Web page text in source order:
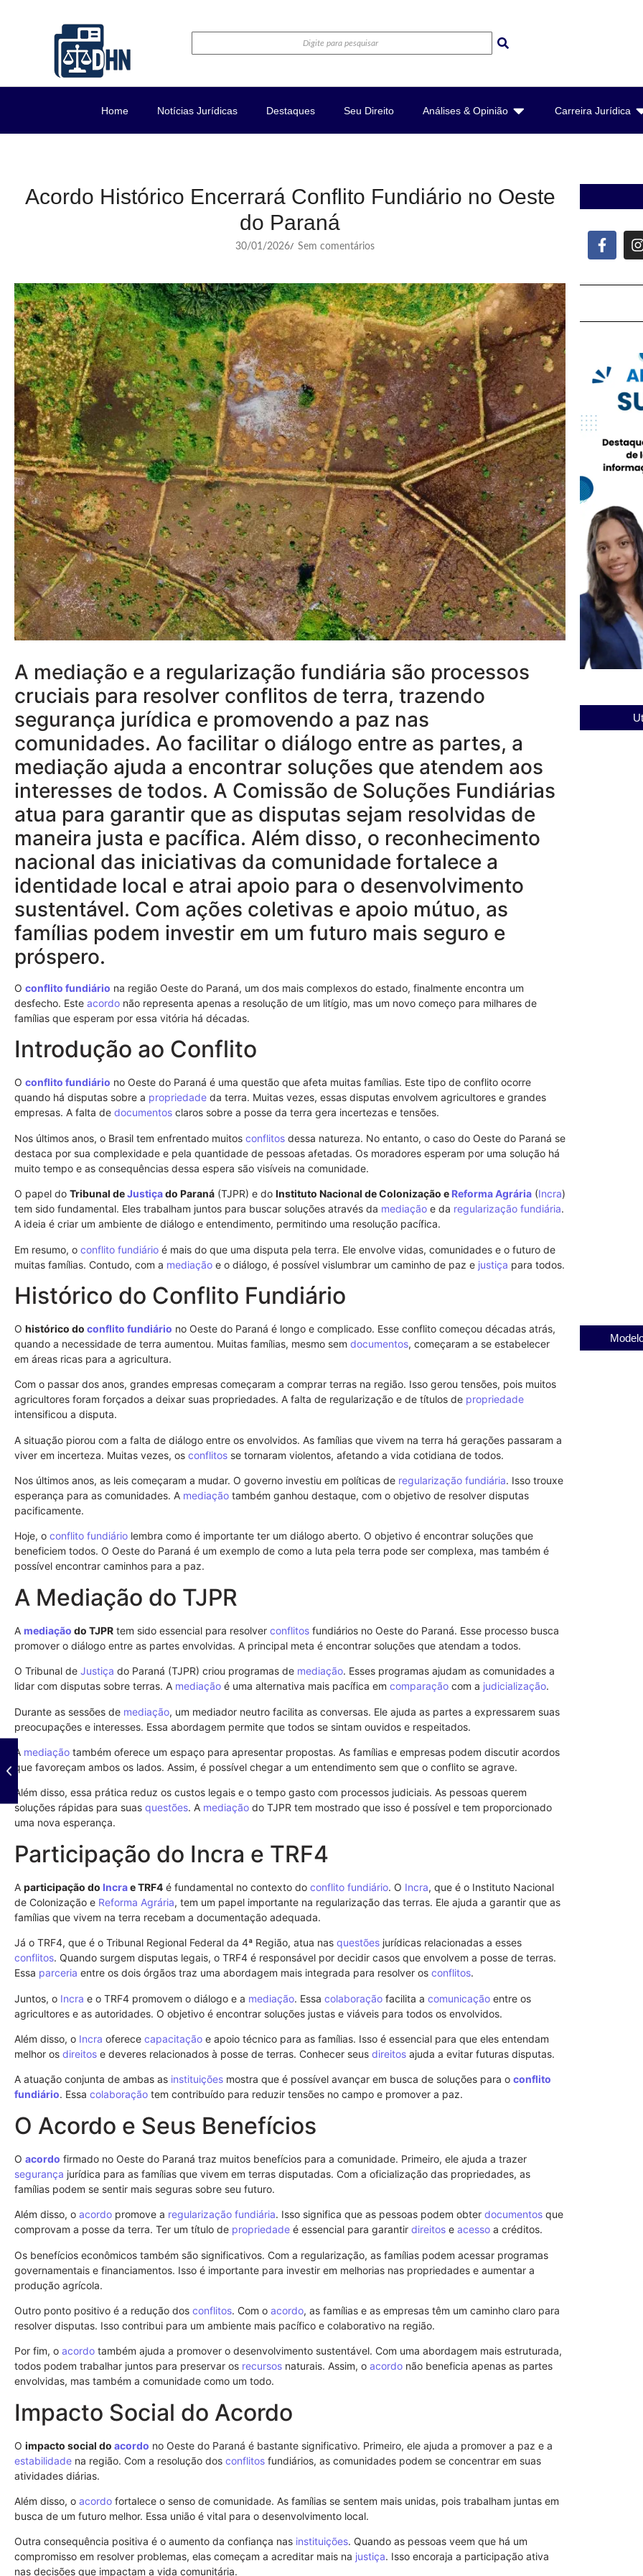
Home Notícias Jurídicas Destaques Seu Direito Análises & Opinião Carreira Jurídica
Acordo Histórico Encerrará Conflito Fundiário no Oeste
do Paraná
30/01/2026/ Sem comentários
A mediação e a regularização fundiária são processos
cruciais para resolver conflitos de terra, trazendo
segurança jurídica e promovendo a paz nas
comunidades. Ao facilitar o diálogo entre as partes, a
mediação ajuda a encontrar soluções que atendem aos
interesses de todos. A Comissão de Soluções Fundiárias
atua para garantir que as disputas sejam resolvidas de
maneira justa e pacífica. Além disso, o reconhecimento
nacional das iniciativas da comunidade fortalece a
identidade local e atrai apoio para o desenvolvimento
sustentável. Com ações coletivas e apoio mútuo, as
famílias podem investir em um futuro mais seguro e
próspero.
O conflito fundiário na região Oeste do Paraná, um dos mais complexos do estado, finalmente encontra um
desfecho. Este acordo não representa apenas a resolução de um litígio, mas um novo começo para milhares de
famílias que esperam por essa vitória há décadas.
Introdução ao Conflito
O conflito fundiário no Oeste do Paraná é uma questão que afeta muitas famílias. Este tipo de conflito ocorre
quando há disputas sobre a propriedade da terra. Muitas vezes, essas disputas envolvem agricultores e grandes
empresas. A falta de documentos claros sobre a posse da terra gera incertezas e tensões.
Nos últimos anos, o Brasil tem enfrentado muitos conflitos dessa natureza. No entanto, o caso do Oeste do Paraná se
destaca por sua complexidade e pela quantidade de pessoas afetadas. Os moradores esperam por uma solução há
muito tempo e as consequências dessa espera são visíveis na comunidade.
O papel do Tribunal deJustiçado Paraná (TJPR) e do Instituto Nacional de Colonização e Reforma Agrária (Incra)
tem sido fundamental. Eles trabalham juntos para buscar soluções através da mediação e da regularização fundiária.
A ideia é criar um ambiente de diálogo e entendimento, permitindo uma resolução pacífica.
Em resumo, o conflito fundiário é mais do que uma disputa pela terra. Ele envolve vidas, comunidades e o futuro de
muitas famílias. Contudo, com a mediação e o diálogo, é possível vislumbrar um caminho de paz e justiça para todos.
Histórico do Conflito Fundiário
O histórico do conflito fundiário no Oeste do Paraná é longo e complicado. Esse conflito começou décadas atrás,
quando a necessidade de terra aumentou. Muitas famílias, mesmo sem documentos, começaram a se estabelecer
em áreas ricas para a agricultura.
Com o passar dos anos, grandes empresas começaram a comprar terras na região. Isso gerou tensões, pois muitos
agricultores foram forçados a deixar suas propriedades. A falta de regularização e de títulos de propriedade
intensificou a disputa.
A situação piorou com a falta de diálogo entre os envolvidos. As famílias que vivem na terra há gerações passaram a
viver em incerteza. Muitas vezes, os conflitos se tornaram violentos, afetando a vida cotidiana de todos.
Nos últimos anos, as leis começaram a mudar. O governo investiu em políticas de regularização fundiária. Isso trouxe
esperança para as comunidades. A mediação também ganhou destaque, com o objetivo de resolver disputas
pacificamente.
Hoje, o conflito fundiário lembra como é importante ter um diálogo aberto. O objetivo é encontrar soluções que
beneficiem todos. O Oeste do Paraná é um exemplo de como a luta pela terra pode ser complexa, mas também é
possível encontrar caminhos para a paz.
A Mediação do TJPR
A mediação do TJPR tem sido essencial para resolver conflitos fundiários no Oeste do Paraná. Esse processo busca
promover o diálogo entre as partes envolvidas. A principal meta é encontrar soluções que atendam a todos.
O Tribunal de Justiça do Paraná (TJPR) criou programas de mediação. Esses programas ajudam as comunidades a
lidar com disputas sobre terras. A mediação é uma alternativa mais pacífica em comparação com a judicialização.
Durante as sessões de mediação, um mediador neutro facilita as conversas. Ele ajuda as partes a expressarem suas
preocupações e interesses. Essa abordagem permite que todos se sintam ouvidos e respeitados.
A mediação também oferece um espaço para apresentar propostas. As famílias e empresas podem discutir acordos
que favoreçam ambos os lados. Assim, é possível chegar a um entendimento sem que o conflito se agrave.
Além disso, essa prática reduz os custos legais e o tempo gasto com processos judiciais. As pessoas querem
soluções rápidas para suas questões. A mediação do TJPR tem mostrado que isso é possível e tem proporcionado
uma nova esperança.
Participação do Incra e TRF4
A participação do Incrae TRF4 é fundamental no contexto do conflito fundiário. O Incra, que é o Instituto Nacional
de Colonização e Reforma Agrária, tem um papel importante na regularização das terras. Ele ajuda a garantir que as
famílias que vivem na terra recebam a documentação adequada.
Já o TRF4, que é o Tribunal Regional Federal da 4ª Região, atua nas questões jurídicas relacionadas a esses
conflitos. Quando surgem disputas legais, o TRF4 é responsável por decidir casos que envolvem a posse de terras.
Essa parceria entre os dois órgãos traz uma abordagem mais integrada para resolver os conflitos.
Juntos, o Incra e o TRF4 promovem o diálogo e a mediação. Essa colaboração facilita a comunicação entre os
agricultores e as autoridades. O objetivo é encontrar soluções justas e viáveis para todos os envolvidos.
Além disso, o Incra oferece capacitação e apoio técnico para as famílias. Isso é essencial para que eles entendam
melhor os direitos e deveres relacionados à posse de terras. Conhecer seus direitos ajuda a evitar futuras disputas.
A atuação conjunta de ambas as instituições mostra que é possível avançar em busca de soluções para o conflito
fundiário. Essa colaboração tem contribuído para reduzir tensões no campo e promover a paz.
O Acordo e Seus Benefícios
O acordo firmado no Oeste do Paraná traz muitos benefícios para a comunidade. Primeiro, ele ajuda a trazer
segurança jurídica para as famílias que vivem em terras disputadas. Com a oficialização das propriedades, as
famílias podem se sentir mais seguras sobre seu futuro.
Além disso, o acordo promove a regularização fundiária. Isso significa que as pessoas podem obter documentos que
comprovam a posse da terra. Ter um título de propriedade é essencial para garantir direitos e acesso a créditos.
Os benefícios econômicos também são significativos. Com a regularização, as famílias podem acessar programas
governamentais e financiamentos. Isso é importante para investir em melhorias nas propriedades e aumentar a
produção agrícola.
Outro ponto positivo é a redução dos conflitos. Com o acordo, as famílias e as empresas têm um caminho claro para
resolver disputas. Isso contribui para um ambiente mais pacífico e colaborativo na região.
Por fim, o acordo também ajuda a promover o desenvolvimento sustentável. Com uma abordagem mais estruturada,
todos podem trabalhar juntos para preservar os recursos naturais. Assim, o acordo não beneficia apenas as partes
envolvidas, mas também a comunidade como um todo.
Impacto Social do Acordo
O impacto social do acordo no Oeste do Paraná é bastante significativo. Primeiro, ele ajuda a promover a paz e a
estabilidade na região. Com a resolução dos conflitos fundiários, as comunidades podem se concentrar em suas
atividades diárias.
Além disso, o acordo fortalece o senso de comunidade. As famílias se sentem mais unidas, pois trabalham juntas em
busca de um futuro melhor. Essa união é vital para o desenvolvimento local.
Outra consequência positiva é o aumento da confiança nas instituições. Quando as pessoas veem que há um
compromisso em resolver problemas, elas começam a acreditar mais na justiça. Isso encoraja a participação ativa
nas decisões que impactam a vida comunitária.